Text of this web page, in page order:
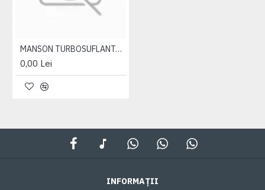
MANSON TURBOSUFLANTA 1025 D=90X104-2.94 L-65MM
0,00 Lei
INFORMAȚII